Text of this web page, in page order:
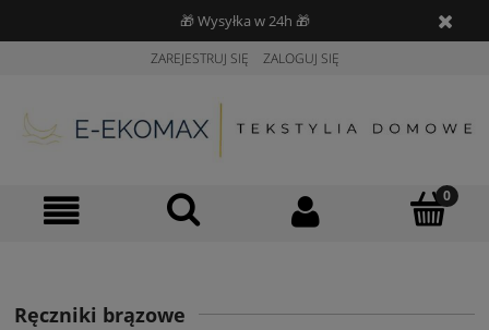
🎁 Wysyłka w 24h 🎁
ZAREJESTRUJ SIĘ ZALOGUJ SIĘ
Ręczniki brązowe